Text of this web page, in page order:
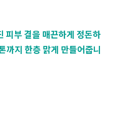
피부 결을 매끈하게 정돈하
까지 한층 맑게 만들어줍니